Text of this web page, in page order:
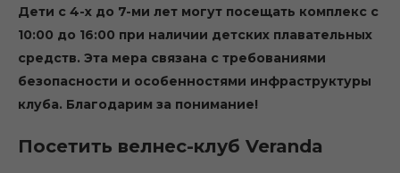
Дети с 4-х до 7-ми лет могут посещать комплекс с
10:00 до 16:00 при наличии детских плавательных
средств. Эта мера связана с требованиями
безопасности и особенностями инфраструктуры
клуба. Благодарим за понимание!
Посетить велнес-клуб Veranda